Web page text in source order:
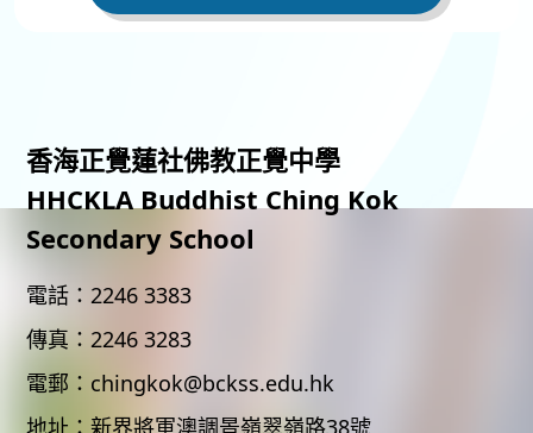
香海正覺蓮社佛教正覺中學
HHCKLA Buddhist Ching Kok
Secondary School
電話： 2246 3383
傳真： 2246 3283
電郵： chingkok@bckss.edu.hk
地址： 新界將軍澳調景嶺翠嶺路38號